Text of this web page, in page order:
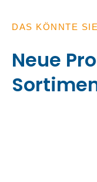
DAS KÖNNTE
Neue